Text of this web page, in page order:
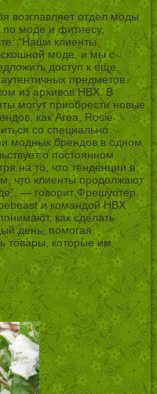
возглавляет отдел моды
по моде и фитнесу,
“Наши клиенты
моде, и мы с
доступ к еще
предметов
из архивов HBX. В
могут приобрести новые
как Area, Rosie
со специально
модных брендов в одном
о постоянном
на то, что тенденции в
что клиенты продолжают
— говорит Фрешуотер.
и командой HBX
как сделать
день, помогая
товары, которые им